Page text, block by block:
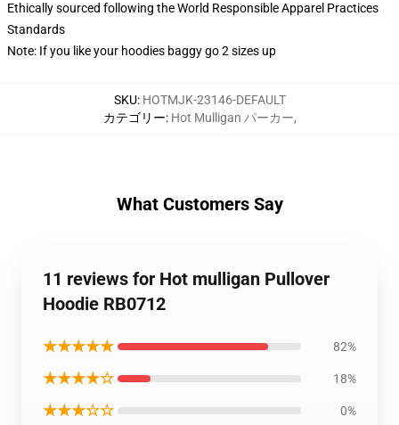
Ethically sourced following the World Responsible Apparel Practices
Standards
Note: If you like your hoodies baggy go 2 sizes up
SKU: HOTMJK-23146-DEFAULT
カテゴリー: Hot Mulligan パーカー,
What Customers Say
11 reviews for Hot mulligan Pullover
Hoodie RB0712
★★★★★ 82%
★★★★☆ 18%
★★★☆☆ 0%